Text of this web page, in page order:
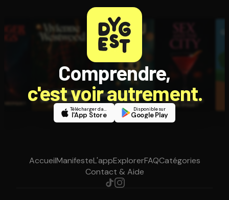
Comprendre,
c'est voir autrement.
Télécharger dans
l'App Store
Disponible sur
Google Play
AccueilManifesteL'appExplorerFAQCatégories
Contact & Aide